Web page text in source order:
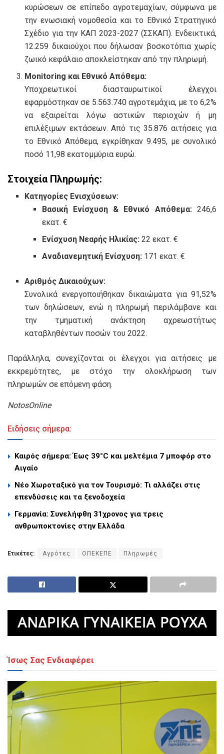
κυρώσεων σε επίπεδο αγροτεμαχίων, σύμφωνα με
την ενωσιακή νομοθεσία και το Εθνικό Στρατηγικό
Σχέδιο για την ΚΑΠ 2023-2027 (ΣΣΚΑΠ). Ενδεικτικά,
12.259 δικαιούχοι που δήλωσαν βοσκοτόπια χωρίς
ζωικό κεφάλαιο αποκλείστηκαν από την πληρωμή.
Monitoring και Εθνικό Απόθεμα:
Υποχρεωτικοί διασταυρωτικοί έλεγχοι
εφαρμόστηκαν σε 5.563.740 αγροτεμάχια, με το 6,2%
να εξαιρείται λόγω αστικών περιοχών ή μη
επιλέξιμων εκτάσεων. Από τις 35.876 αιτήσεις για
το Εθνικό Απόθεμα, εγκρίθηκαν 9.495, με συνολικό
ποσό 11,98 εκατομμύρια ευρώ.
Στοιχεία Πληρωμής:
Κατηγορίες Ενισχύσεων:
Βασική Ενίσχυση & Εθνικό Απόθεμα:246,6
εκατ. €
Ενίσχυση Νεαρής Ηλικίας:22 εκατ. €
Αναδιανεμητική Ενίσχυση:171 εκατ. €
Αριθμός Δικαιούχων:
Συνολικά ενεργοποιήθηκαν δικαιώματα για 91,52%
των δηλώσεων, ενώ η πληρωμή περιλάμβανε και
την τμηματική ανάκτηση αχρεωστήτως
καταβληθέντων ποσών του 2022.
Παράλληλα, συνεχίζονται οι έλεγχοι για αιτήσεις με
εκκρεμότητες, με στόχο την ολοκλήρωση των
πληρωμών σε επόμενη φάση.
NotosOnline
Ειδήσεις σήμερα:
Καιρός σήμερα: Έως 39°C και μελτέμια 7 μποφόρ στο
Αιγαίο
Νέο Χωροταξικό για τον Τουρισμό: Τι αλλάζει στις
επενδύσεις και τα ξενοδοχεία
Γερμανία: Συνελήφθη 31χρονος για τρεις
ανθρωποκτονίες στην Ελλάδα
Ετικέτες: Αγρότες ΟΠΕΚΕΠΕ Πληρωμές
Ίσως Σας Ενδιαφέρει